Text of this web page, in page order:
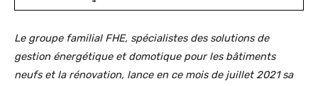
Le groupe familial FHE, spécialistes des solutions de
gestion énergétique et domotique pour les bâtiments
neufs et la rénovation, lance en ce mois de juillet 2021 sa